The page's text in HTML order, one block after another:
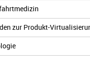
zur Produkt-